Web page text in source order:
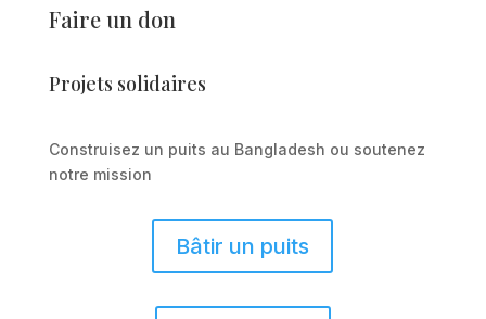
Faire un don
Projets solidaires
Construisez un puits au Bangladesh ou soutenez
notre mission
Bâtir un puits